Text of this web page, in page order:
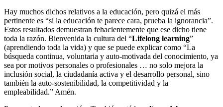
Hay muchos dichos relativos a la educación, pero quizá el más
pertinente es “si la educación te parece cara, prueba la ignorancia”.
Estos resultados demuestran fehacientemente que ese dicho tiene
toda la razón. Bienvenida la cultura del “Lifelong learning”
(aprendiendo toda la vida) y que se puede explicar como “La
búsqueda continua, voluntaria y auto-motivada del conocimiento, ya
sea por motivos personales o profesionales … no solo mejora la
inclusión social, la ciudadanía activa y el desarrollo personal, sino
también la auto-sostenibilidad, la competitividad y la
empleabilidad.” Amén.